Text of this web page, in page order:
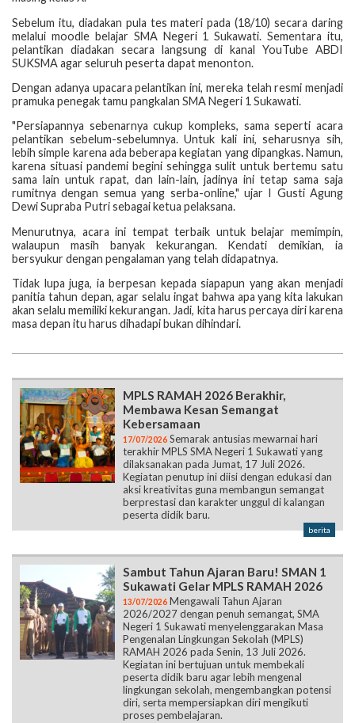
Sebelum itu, diadakan pula tes materi pada (18/10) secara daring
melalui moodle belajar SMA Negeri 1 Sukawati. Sementara itu,
pelantikan diadakan secara langsung di kanal YouTube ABDI
SUKSMA agar seluruh peserta dapat menonton.
Dengan adanya upacara pelantikan ini, mereka telah resmi menjadi
pramuka penegak tamu pangkalan SMA Negeri 1 Sukawati.
"Persiapannya sebenarnya cukup kompleks, sama seperti acara
pelantikan sebelum-sebelumnya. Untuk kali ini, seharusnya sih,
lebih simple karena ada beberapa kegiatan yang dipangkas. Namun,
karena situasi pandemi begini sehingga sulit untuk bertemu satu
sama lain untuk rapat, dan lain-lain, jadinya ini tetap sama saja
rumitnya dengan semua yang serba-online," ujar I Gusti Agung
Dewi Supraba Putri sebagai ketua pelaksana.
Menurutnya, acara ini tempat terbaik untuk belajar memimpin,
walaupun masih banyak kekurangan. Kendati demikian, ia
bersyukur dengan pengalaman yang telah didapatnya.
Tidak lupa juga, ia berpesan kepada siapapun yang akan menjadi
panitia tahun depan, agar selalu ingat bahwa apa yang kita lakukan
akan selalu memiliki kekurangan. Jadi, kita harus percaya diri karena
masa depan itu harus dihadapi bukan dihindari.
MPLS RAMAH 2026 Berakhir,
Membawa Kesan Semangat
Kebersamaan
17/07/2026 Semarak antusias mewarnai hari
terakhir MPLS SMA Negeri 1 Sukawati yang
dilaksanakan pada Jumat, 17 Juli 2026.
Kegiatan penutup ini diisi dengan edukasi dan
aksi kreativitas guna membangun semangat
berprestasi dan karakter unggul di kalangan
peserta didik baru.
berita
Sambut Tahun Ajaran Baru! SMAN 1
Sukawati Gelar MPLS RAMAH 2026
13/07/2026 Mengawali Tahun Ajaran
2026/2027 dengan penuh semangat, SMA
Negeri 1 Sukawati menyelenggarakan Masa
Pengenalan Lingkungan Sekolah (MPLS)
RAMAH 2026 pada Senin, 13 Juli 2026.
Kegiatan ini bertujuan untuk membekali
peserta didik baru agar lebih mengenal
lingkungan sekolah, mengembangkan potensi
diri, serta mempersiapkan diri mengikuti
proses pembelajaran.